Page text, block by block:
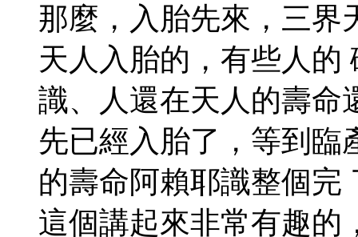
那麼，入胎先來，三界
天人入胎的，有些人的
識、人還在天人的壽命
先已經入胎了，等到臨
的壽命阿賴耶識整個完
這個講起來非常有趣的